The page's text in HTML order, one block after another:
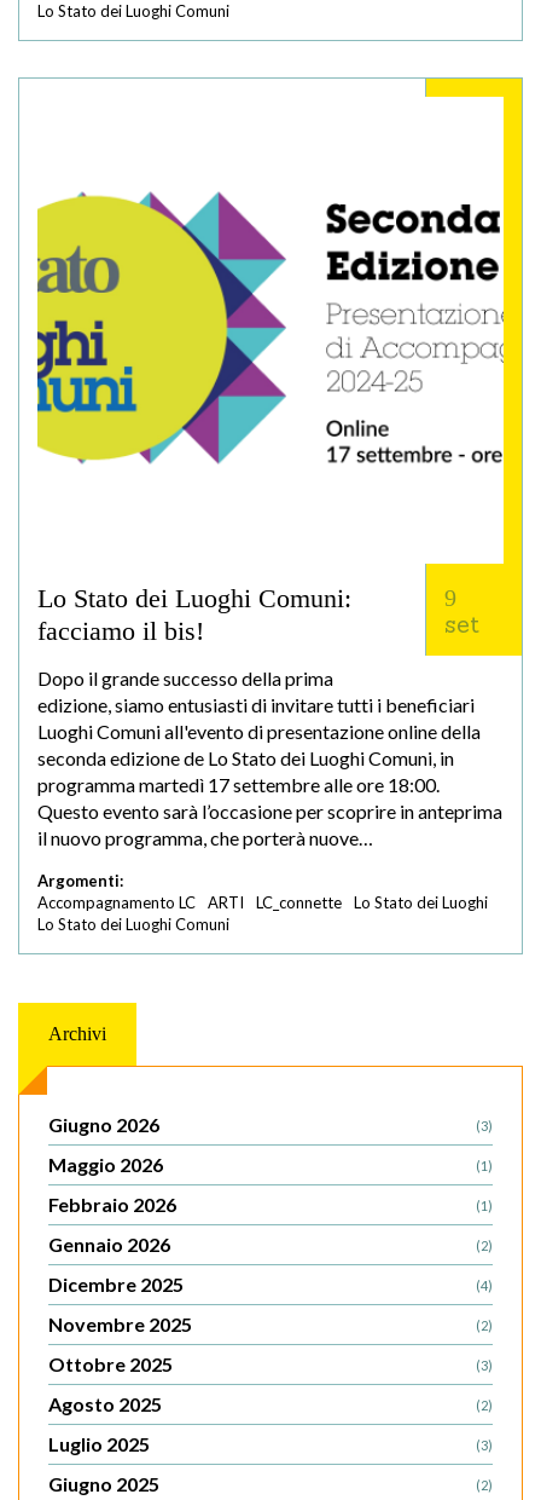
Lo Stato dei Luoghi Comuni
9
set
Lo Stato dei Luoghi Comuni:
facciamo il bis!
Dopo il grande successo della prima
edizione, siamo entusiasti di invitare tutti i beneficiari
Luoghi Comuni all'evento di presentazione online della
seconda edizione de Lo Stato dei Luoghi Comuni, in
programma martedì 17 settembre alle ore 18:00.
Questo evento sarà l’occasione per scoprire in anteprima
il nuovo programma, che porterà nuove…
Argomenti:
Accompagnamento LC
ARTI LC_connette
Lo Stato dei Luoghi
Lo Stato dei Luoghi Comuni
Archivi
Giugno 2026 (3)
Maggio 2026 (1)
Febbraio 2026 (1)
Gennaio 2026 (2)
Dicembre 2025 (4)
Novembre 2025 (2)
Ottobre 2025 (3)
Agosto 2025 (2)
Luglio 2025 (3)
Giugno 2025 (2)